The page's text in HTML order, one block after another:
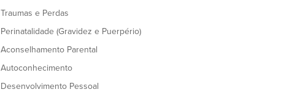
Traumas e Perdas
Perinatalidade (Gravidez e Puerpério)
Aconselhamento Parental
Autoconhecimento
Desenvolvimento Pessoal